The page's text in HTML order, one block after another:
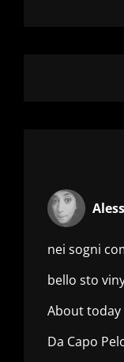
nei sogni
bello sto
About today
Da Capo